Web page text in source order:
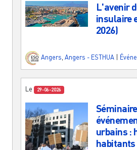
L'avenir
insulaire
2026)
Angers, Angers - ESTHUA
Le 29-06-2026
urbains :
habitants